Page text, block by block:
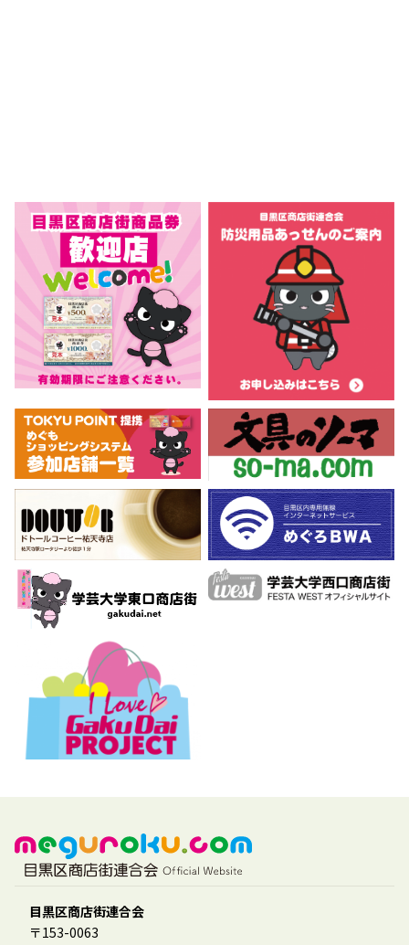
目黒区商店街連合会
〒153-0063